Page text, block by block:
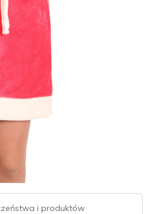
i produktów